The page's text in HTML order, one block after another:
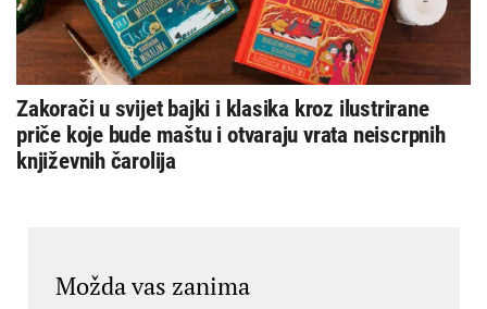
Zakorači u svijet bajki i klasika kroz ilustrirane
priče koje bude maštu i otvaraju vrata neiscrpnih
književnih čarolija
Možda vas zanima